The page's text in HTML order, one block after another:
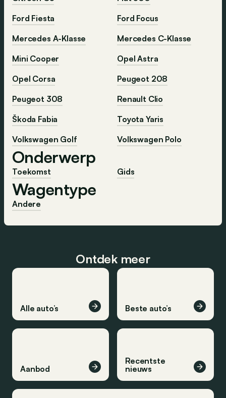
Ford Fiesta
Ford Focus
Mercedes A-Klasse
Mercedes C-Klasse
Mini Cooper
Opel Astra
Opel Corsa
Peugeot 208
Peugeot 308
Renault Clio
Škoda Fabia
Toyota Yaris
Volkswagen Golf
Volkswagen Polo
Onderwerp
Toekomst Gids
Wagentype
Andere
Ontdek meer
Alle auto’s Beste auto’s
Aanbod
Recentste
nieuws